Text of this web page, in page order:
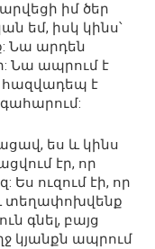
իմ ծեր
եմ, իսկ կինս՝
Նա արդեն
Նա ապրում է
հազվադեպ է
ես և կինս
էր, որ
Ես ուզում էի, որ
տեղափոխվենք
գնել, բայց
կյանքն ապրում